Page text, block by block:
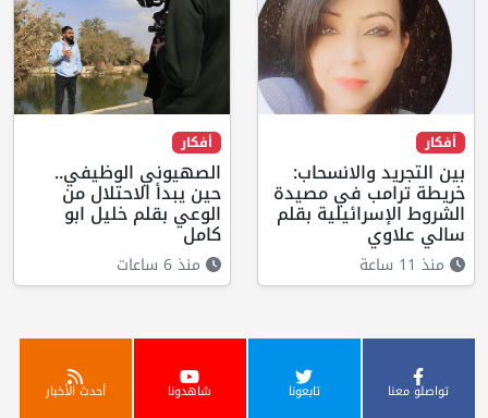
أفكار
بين التجريد والانسحاب:
خريطة ترامب في مصيدة
الشروط الإسرائيلية بقلم
سالي علاوي
منذ 11 ساعة
أفكار
الصهيوني الوظيفي..
حين يبدأ الاحتلال من
الوعي بقلم خليل ابو
كامل
منذ 6 ساعات
تواصلو معنا تابعونا شاهدونا أحدث الأخبار